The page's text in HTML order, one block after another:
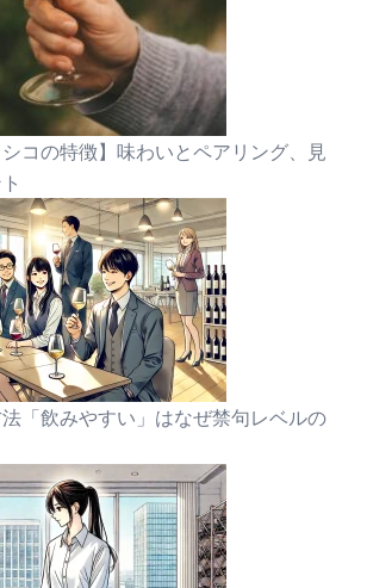
シコの特徴】味わいとペアリング、見
「飲みやすい」はなぜ禁句レベルの